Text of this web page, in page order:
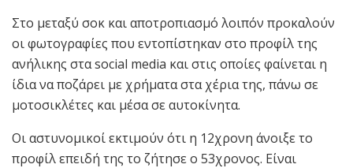
Στο μεταξύ σοκ και αποτροπιασμό λοιπόν προκαλούν
οι φωτογραφίες που εντοπίστηκαν στο προφίλ της
ανήλικης στα social media και στις οποίες φαίνεται η
ίδια να ποζάρει με χρήματα στα χέρια της, πάνω σε
μοτοσικλέτες και μέσα σε αυτοκίνητα.
Οι αστυνομικοί εκτιμούν ότι η 12χρονη άνοιξε το
προφίλ επειδή της το ζήτησε ο 53χρονος. Είναι